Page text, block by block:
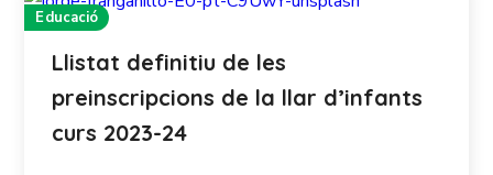
Educació
Llistat definitiu de les
preinscripcions de la llar d’infants
curs 2023-24